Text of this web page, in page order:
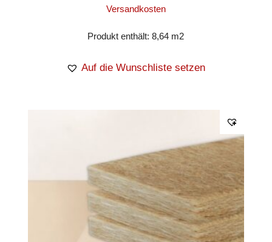
Versandkosten
Produkt enthält: 8,64 m2
Auf die Wunschliste setzen